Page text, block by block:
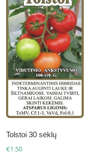
Tolstoi 30 sėklų
€1.50